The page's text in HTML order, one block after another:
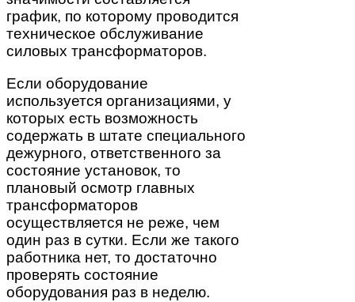
график, по которому проводится
техническое обслуживание
силовых трансформаторов.
Если оборудование
используется организациями, у
которых есть возможность
содержать в штате специального
дежурного, ответственного за
состояние установок, то
плановый осмотр главных
трансформаторов
осуществляется не реже, чем
один раз в сутки. Если же такого
работника нет, то достаточно
проверять состояние
оборудования раз в неделю.